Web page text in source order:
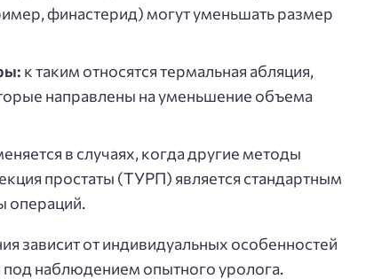
финастерид) могут уменьшать размер
к таким относятся термальная абляция,
направлены на уменьшение объема
в случаях, когда другие методы
простаты (ТУРП) является стандартным
операций.
зависит от индивидуальных особенностей
наблюдением опытного уролога.